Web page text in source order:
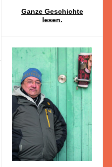
Ganze Geschichte
lesen.